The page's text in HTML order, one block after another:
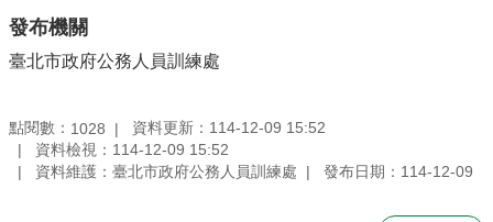
發布機關
臺北市政府公務人員訓練處
點閱數： 1028
資料更新：114-12-09 15:52
資料檢視：114-12-09 15:52
資料維護：臺北市政府公務人員訓練處
發布日期：114-12-09